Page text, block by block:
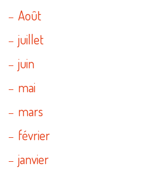
Août
juillet
juin
mai
mars
février
janvier